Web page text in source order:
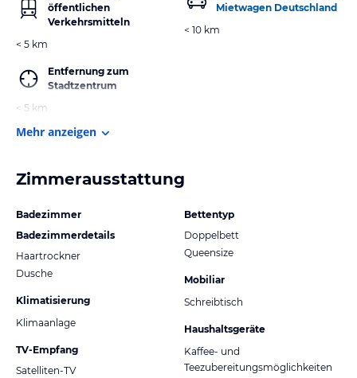
öffentlichen
Verkehrsmitteln
< 5 km
Entfernung zum
Stadtzentrum
< 5 km
Mietwagen Deutschland
< 10 km
Mehr anzeigen
Zimmerausstattung
Badezimmer
Badezimmerdetails
Haartrockner
Dusche
Klimatisierung
Klimaanlage
TV-Empfang
Satelliten-TV
Bettentyp
Doppelbett
Queensize
Mobiliar
Schreibtisch
Haushaltsgeräte
Kaffee- und
Teezubereitungsmöglichkeiten